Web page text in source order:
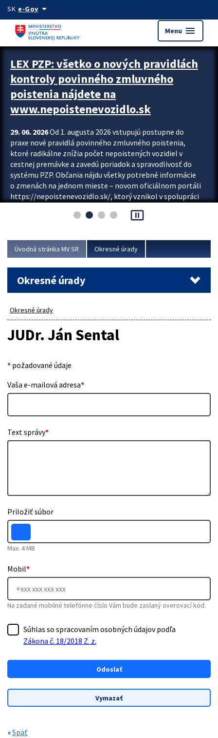
Preskocit na hlavný obsah
SK e-Govarrow_drop_down
Menu menu
Zastavit automatický posun upútavok
LEX PZP: všetko o nových pravidlách
kontroly povinného zmluvného
poistenia nájdete na
www.nepoistenevozidlo.sk
29. 06. 2026Od 1. augusta 2026 vstupujú postupne do
praxe nové pravidlá povinného zmluvného poistenia,
ktoré radikálne znížia počet nepoistených vozidiel v
cestnej premávke a zavedú poriadok a spravodlivosť do
systému PZP. Občania nájdu všetky potrebné informácie
o zmenách na jednom mieste – novom oficiálnom portáli
https://nepoistenevozidlo.sk/, ktorý vznikol v spolupráci
asociácie poisťovní (SLASPO) a Ministerstva vnútra SR.
Viac
pause_presentation
Úvodná stránka MV SR Okresné úrady
Okresné úrady
Okresné úrady
JUDr. Ján Sental
* požadované údaje
Vaša e-mailová adresa*
Text správy*
Priložiť súbor
Max. 4 MB
Mobil*
Na zadané mobilné telefónne číslo Vám bude zaslaný overovací kód.
Súhlas so spracovaním osobných údajov podľa
Zákona č. 18/2018 Z. z.
»Späť